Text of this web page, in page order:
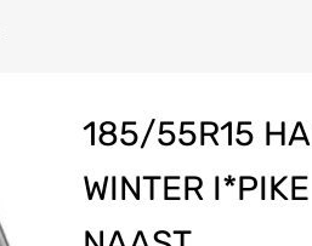
185/55R15
WINTER